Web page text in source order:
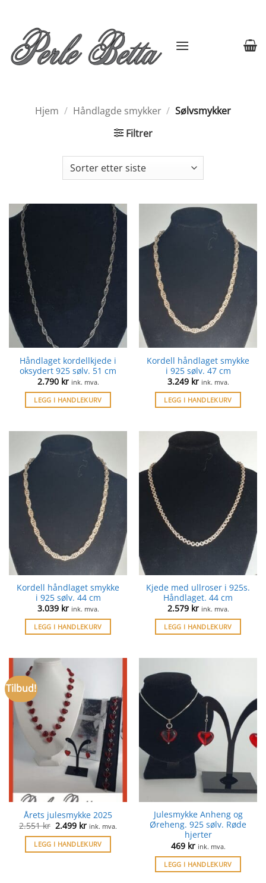
content
Hjem / Håndlagde smykker / Sølvsmykker
Filtrer
Håndlaget kordellkjede i
oksydert 925 sølv. 51 cm
2.790 kr ink. mva.
LEGG I HANDLEKURV
Kordell håndlaget smykke
i 925 sølv. 47 cm
3.249 kr ink. mva.
LEGG I HANDLEKURV
Kordell håndlaget smykke
i 925 sølv. 44 cm
3.039 kr ink. mva.
LEGG I HANDLEKURV
Kjede med ullroser i 925s.
Håndlaget. 44 cm
2.579 kr ink. mva.
LEGG I HANDLEKURV
Tilbud!
Årets julesmykke 2025
2.551kr Opprinnelig
var:
2.551 kr.
2.499 krNåværende
er:
2.499 kr.
ink. mva.
LEGG I HANDLEKURV
Julesmykke Anheng og
Øreheng. 925 sølv. Røde
hjerter
469 kr ink. mva.
LEGG I HANDLEKURV